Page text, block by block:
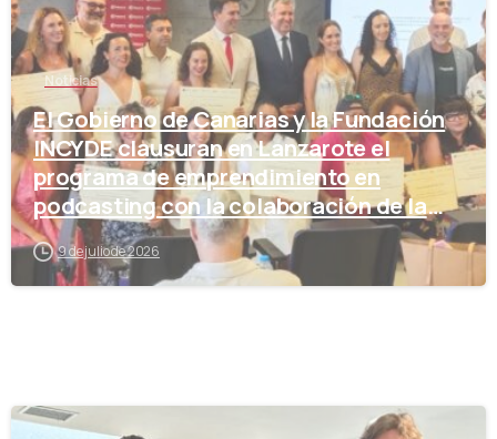
Noticias
El Gobierno de Canarias y la Fundación
INCYDE clausuran en Lanzarote el
programa de emprendimiento en
podcasting con la colaboración de la
Cámara de Comercio
9 de julio de 2026